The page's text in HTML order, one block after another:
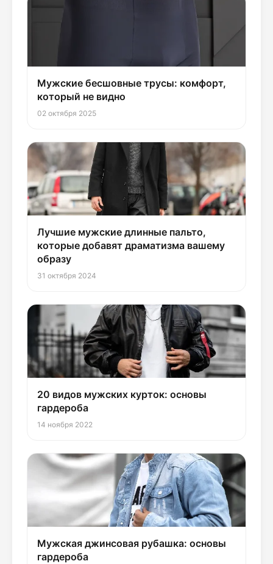
Мужские бесшовные трусы: комфорт,
который не видно
02 октября 2025
Лучшие мужские длинные пальто,
которые добавят драматизма вашему
образу
31 октября 2024
20 видов мужских курток: основы
гардероба
14 ноября 2022
Мужская джинсовая рубашка: основы
гардероба